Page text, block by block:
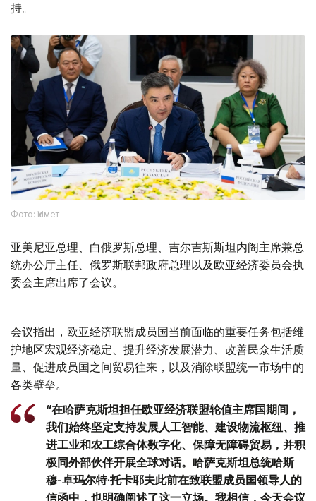
持。
Фото: Үкімет
亚美尼亚总理、白俄罗斯总理、吉尔吉斯斯坦内阁主席兼总
统办公厅主任、俄罗斯联邦政府总理以及欧亚经济委员会执
委会主席出席了会议。
会议指出，欧亚经济联盟成员国当前面临的重要任务包括维
护地区宏观经济稳定、提升经济发展潜力、改善民众生活质
量、促进成员国之间贸易往来，以及消除联盟统一市场中的
各类壁垒。
“在哈萨克斯坦担任欧亚经济联盟轮值主席国期间，
我们始终坚定支持发展人工智能、建设物流枢纽、推
进工业和农工综合体数字化、保障无障碍贸易，并积
极同外部伙伴开展全球对话。哈萨克斯坦总统哈斯
穆-卓玛尔特·托卡耶夫此前在致联盟成员国领导人的
信函中，也明确阐述了这一立场。我相信，今天会议